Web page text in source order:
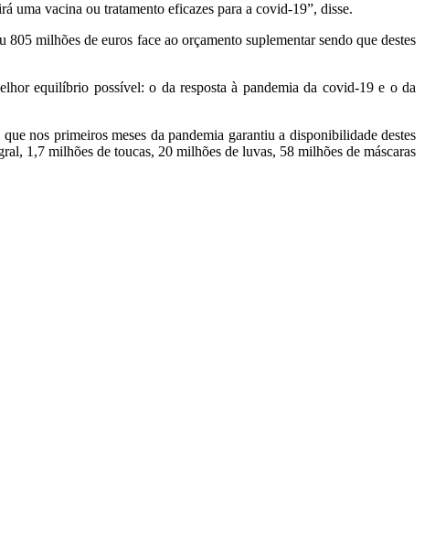
uma vacina ou tratamento eficazes para a covid-19”, disse.
milhões de euros face ao orçamento suplementar sendo que destes
equilíbrio possível: o da resposta à pandemia da covid-19 e o da
nos primeiros meses da pandemia garantiu a disponibilidade destes
1,7 milhões de toucas, 20 milhões de luvas, 58 milhões de máscaras